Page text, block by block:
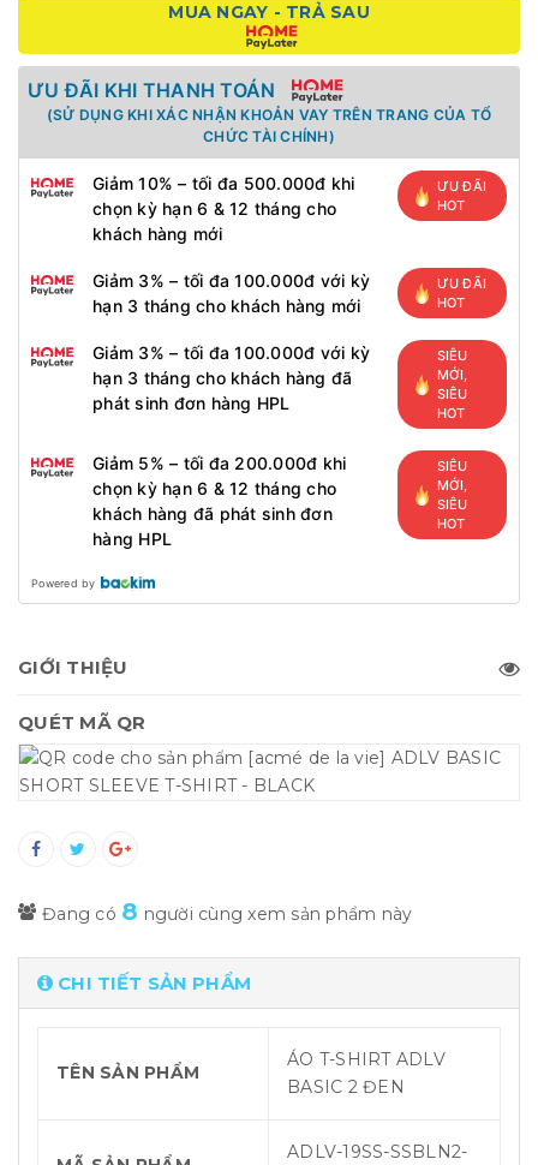
MUA NGAY - TRẢ SAU
ƯU ĐÃI KHI THANH TOÁN
(SỬ DỤNG KHI XÁC NHẬN KHOẢN VAY TRÊN TRANG CỦA TỔ
CHỨC TÀI CHÍNH)
Giảm 10% – tối đa 500.000đ khi
chọn kỳ hạn 6 & 12 tháng cho
khách hàng mới
ƯU ĐÃI
HOT
Giảm 3% – tối đa 100.000đ với kỳ
hạn 3 tháng cho khách hàng mới
ƯU ĐÃI
HOT
Giảm 3% – tối đa 100.000đ với kỳ
hạn 3 tháng cho khách hàng đã
phát sinh đơn hàng HPL
SIÊU
MỚI,
SIÊU
HOT
Giảm 5% – tối đa 200.000đ khi
chọn kỳ hạn 6 & 12 tháng cho
khách hàng đã phát sinh đơn
hàng HPL
SIÊU
MỚI,
SIÊU
HOT
Powered by
GIỚI THIỆU
QUÉT MÃ QR
Đang có 8 người cùng xem sản phẩm này
CHI TIẾT SẢN PHẨM
TÊN SẢN PHẨM
ÁO T-SHIRT ADLV
BASIC 2 ĐEN
ADLV-19SS-SSBLN2-